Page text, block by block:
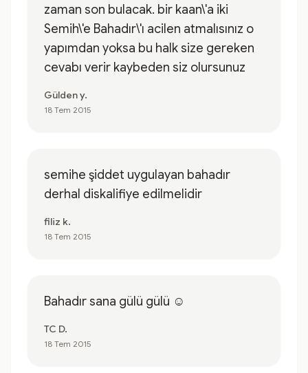
zaman son bulacak. bir kaan\'a iki
Semih\'e Bahadır\'ı acilen atmalısınız o
yapımdan yoksa bu halk size gereken
cevabı verir kaybeden siz olursunuz
Gülden y.
18 Tem 2015
semihe şiddet uygulayan bahadır
derhal diskalifiye edilmelidir
filiz k.
18 Tem 2015
Bahadır sana gülü gülü ☺
TC D.
18 Tem 2015